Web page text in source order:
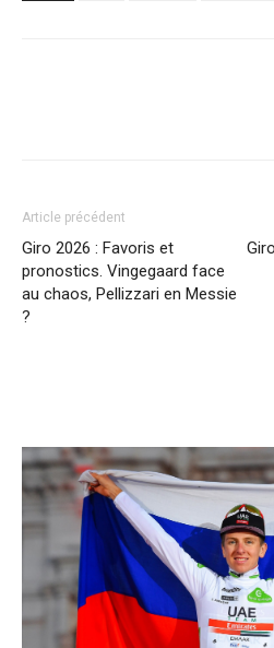
Article précédent
Giro 2026 : Favoris et
pronostics. Vingegaard face
au chaos, Pellizzari en Messie
?